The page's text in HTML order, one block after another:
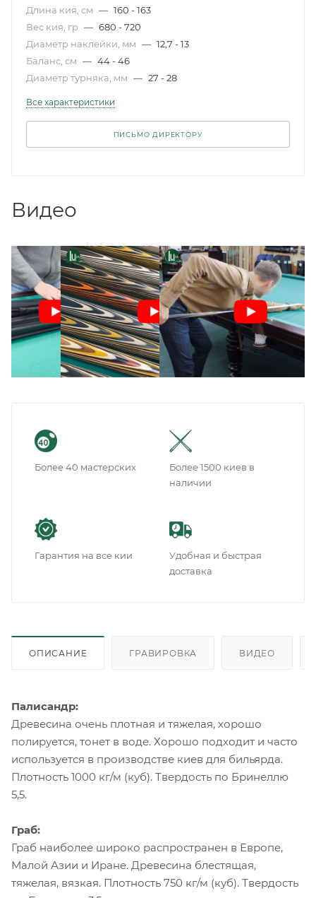
Длина кия, см — 160 - 163
Вес кия, гр — 680 - 720
Диаметр наклейки, мм — 12,7 - 13
Баланс, см — 44 - 46
Диаметр турняка, мм — 27 - 28
Все характеристики
ПИСЬМО ДИРЕКТОРУ
Видео
Более 40 мастерских
Более 1500 киев в
наличии
Гарантия на все кии
Удобная и быстрая
доставка
ОПИСАНИЕ ГРАВИРОВКА ВИДЕО
Палисандр:
Древесина очень плотная и тяжелая, хорошо
полируется, тонет в воде. Хорошо подходит и часто
используется в производстве киев для бильярда.
Плотность 1000 кг/м (куб). Твердость по Бринеллю
5,5.
Граб:
Граб наиболее широко распространен в Европе,
Малой Азии и Иране. Древесина блестящая,
тяжелая, вязкая. Плотность 750 кг/м (куб). Твердость